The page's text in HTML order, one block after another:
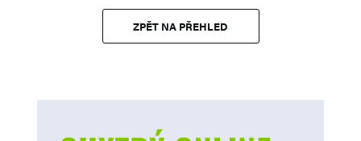
ZPĚT NA PŘEHLED